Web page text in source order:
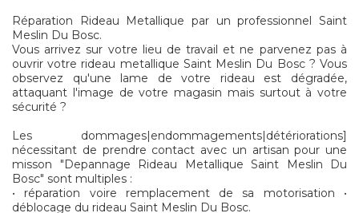
Réparation Rideau Metallique par un professionnel Saint
Meslin Du Bosc.
Vous arrivez sur votre lieu de travail et ne parvenez pas à
ouvrir votre rideau metallique Saint Meslin Du Bosc ? Vous
observez qu'une lame de votre rideau est dégradée,
attaquant l'image de votre magasin mais surtout à votre
sécurité ?
Les dommages|endommagements|détériorations]
nécessitant de prendre contact avec un artisan pour une
misson "Depannage Rideau Metallique Saint Meslin Du
Bosc" sont multiples :
• réparation voire remplacement de sa motorisation •
déblocage du rideau Saint Meslin Du Bosc.